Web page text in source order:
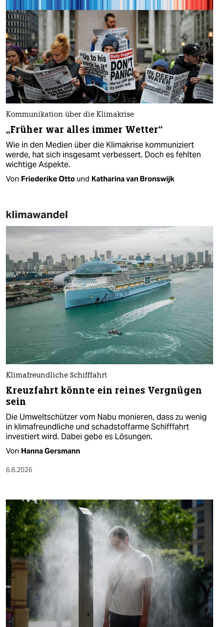
Kommunikation über die Klimakrise
„Früher war alles immer Wetter“
Wie in den Medien über die Klimakrise kommuniziert
werde, hat sich insgesamt verbessert. Doch es fehlten
wichtige Aspekte.
Von Friederike Otto und Katharina van Bronswijk
klimawandel
Klimafreundliche Schifffahrt
Kreuzfahrt könnte ein reines Vergnügen
sein
Die Umweltschützer vom Nabu monieren, dass zu wenig
in klimafreundliche und schadstoffarme Schifffahrt
investiert wird. Dabei gebe es Lösungen.
Von Hanna Gersmann
6.8.2026